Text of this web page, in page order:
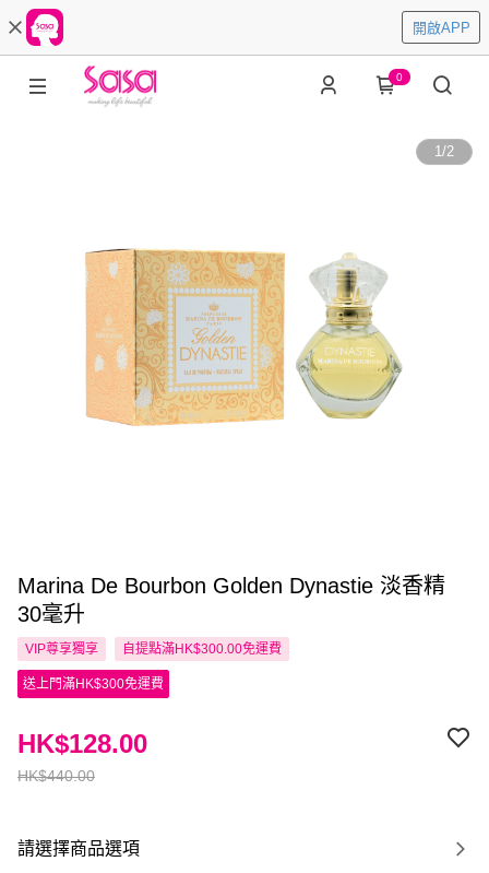
開啟APP
0
1/2
Marina De Bourbon Golden Dynastie 淡香精
30毫升
VIP尊享獨享 自提點滿HK$300.00免運費
送上門滿HK$300免運費
HK$440.00
HK$128.00
請選擇商品選項